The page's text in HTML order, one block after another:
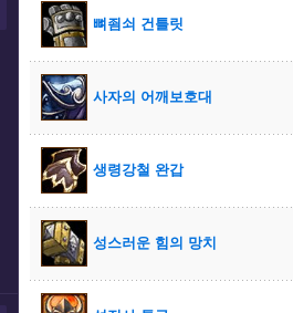
뼈죔쇠 건틀릿
사자의 어깨보호대
생령강철 완갑
성스러운 힘의 망치